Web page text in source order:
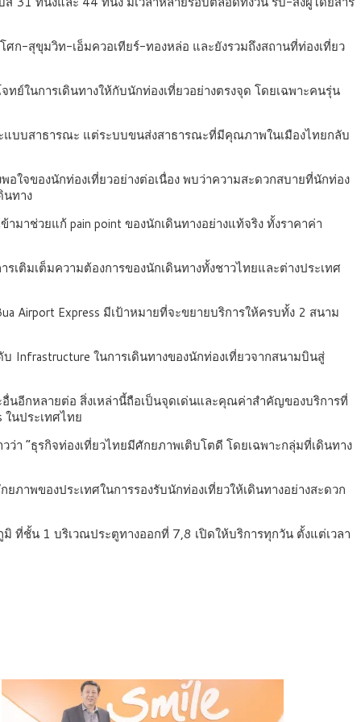
ศก-สุขุมวิท-เอ็มควอเทียร์-ทองหล่อ และยังรวมถึงสถานที่ท่องเที่ยว
ย์ในการเดินทางให้กับนักท่องเที่ยวอย่างตรงจุด โดยเฉพาะคนรุ่น
บบสาธารณะ แต่ระบบขนส่งสาธารณะที่มีคุณภาพในเมืองไทยกลับ
ใจของนักท่องเที่ยวอย่างต่อเนื่อง พบว่าความสะดวกสบายที่นักท่อง
นทาง
มาช่วยแก้ pain point ของนักเดินทางอย่างแท้จริง ทั้งราคาค่า
ติมเต็มความต้องการของนักเดินทางทั้งชาวไทยและต่างประเทศ
Airport Express มีเป้าหมายที่จะขยายบริการให้ครบทั้ง 2 สนาม
Infrastructure ในการเดินทางของนักท่องเที่ยวจากสนามบินสู่
นอีกหลายต่อ สิ่งเหล่านี้ถือเป็นจุดเด่นและคุณค่าสำคัญของบริการที่
ในประเทศไทย
า “ธุรกิจท่องเที่ยวไทยมีศักยภาพเติบโตดี โดยเฉพาะกลุ่มที่เดินทาง
ภาพของประเทศในการรองรับนักท่องเที่ยวให้เดินทางอย่างสะดวก
ที่ชั้น 1 บริเวณประตูทางออกที่ 7,8 เปิดให้บริการทุกวัน ตั้งแต่เวลา